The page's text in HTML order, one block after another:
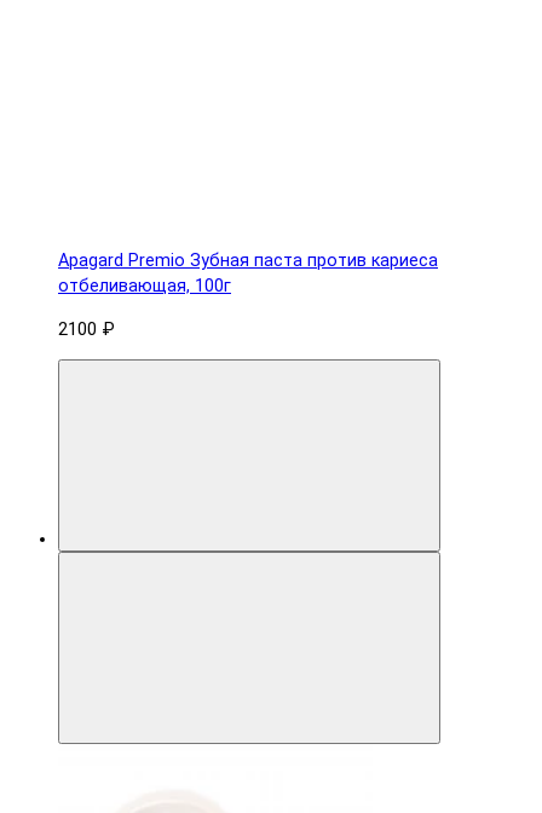
Apagard Premio Зубная паста против кариеса
отбеливающая, 100г
2100 ₽